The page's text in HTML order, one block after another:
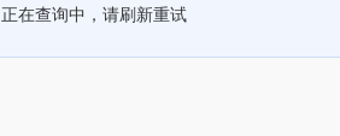
正在查询中，请刷新重试